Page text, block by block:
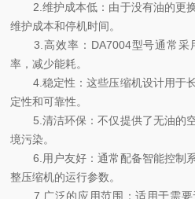
2.维护成本低：由于没有油的更换
维护成本和停机时间。
3.高效率：DA7004型号通常采
率，减少能耗。
4.稳定性：这些压缩机设计用于
定性和可靠性。
5.清洁环保：不仅提供了无油的
境污染。
6.用户友好：通常配备智能控制系
整压缩机的运行参数。
7.广泛的应用范围：适用于需要